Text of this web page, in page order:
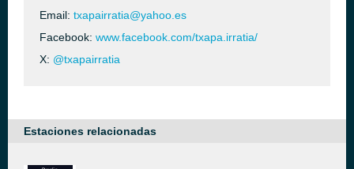
Email: txapairratia@yahoo.es
Facebook: www.facebook.com/txapa.irratia/
X: @txapairratia
Estaciones relacionadas